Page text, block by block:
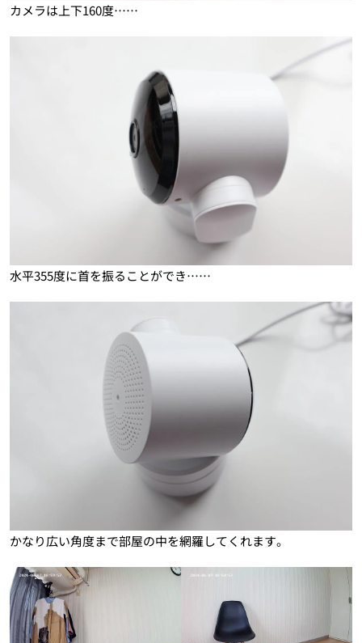
カメラは上下160度……
水平355度に首を振ることができ……
かなり広い角度まで部屋の中を網羅してくれます。